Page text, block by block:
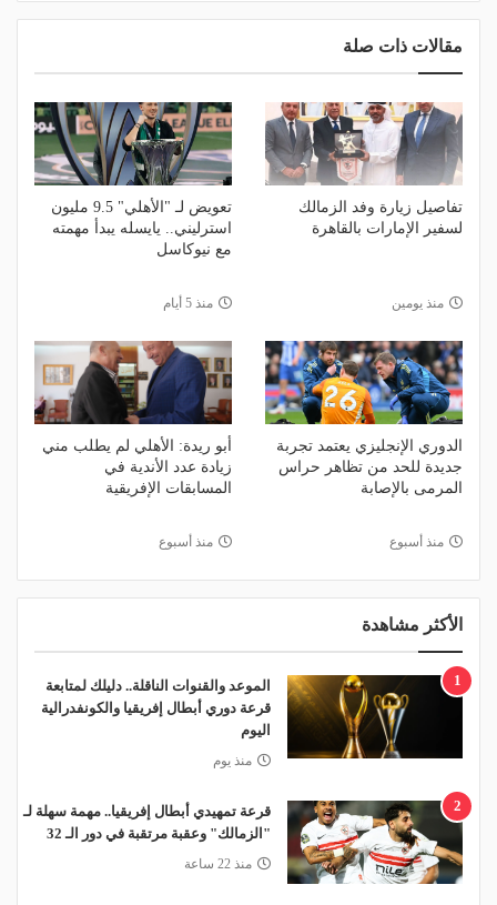
مقالات ذات صلة
تفاصيل زيارة وفد الزمالك
لسفير الإمارات بالقاهرة
منذ يومين
تعويض لـ "الأهلي" 9.5 مليون
استرليني.. يايسله يبدأ مهمته
مع نيوكاسل
منذ 5 أيام
الدوري الإنجليزي يعتمد تجربة
جديدة للحد من تظاهر حراس
المرمى بالإصابة
منذ أسبوع
أبو ريدة: الأهلي لم يطلب مني
زيادة عدد الأندية في
المسابقات الإفريقية
منذ أسبوع
الأكثر مشاهدة
1
الموعد والقنوات الناقلة.. دليلك لمتابعة
قرعة دوري أبطال إفريقيا والكونفدرالية
اليوم
منذ يوم
2
قرعة تمهيدي أبطال إفريقيا.. مهمة سهلة لـ
"الزمالك" وعقبة مرتقبة في دور الـ 32
منذ 22 ساعة